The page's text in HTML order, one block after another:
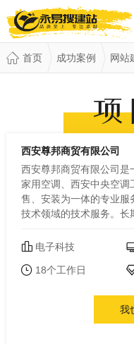
首页 成功案例 网站
西安尊邦商贸有限公司
西安尊邦商贸有限公司是
家用空调、西安中央空调
售、安装为一体的专业服
技术领域的技术服务。长
电子科技
18个工作日
我